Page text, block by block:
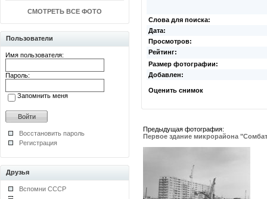
СМОТРЕТЬ ВСЕ ФОТО
Пользователи
Имя пользователя:
Пароль:
Запомнить меня
Восстановить пароль
Регистрация
Друзья
Вспомни СССР
Слова для поиска:
Дата:
Просмотров:
Рейтинг:
Размер фотографии:
Добавлен:
Оценить снимок
Предыдущая фотография:
Первое здание микрорайона